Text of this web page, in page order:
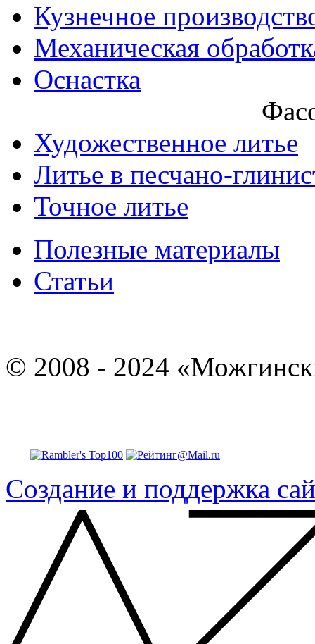
Кузнечное
Механическая
Оснастка
Художественное литье
Литье в песчано-
Точное литье
Полезные материалы
Статьи
© 2008 - 2024
Создание и поддержка